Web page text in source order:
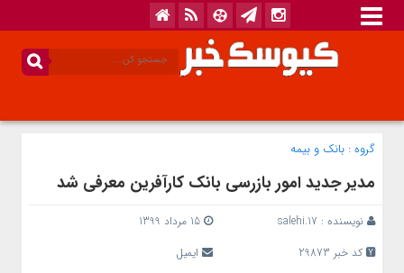
گروه : بانک‌ و بیمه
مدیر جدید امور بازرسی بانک کارآفرین معرفی شد
نویسنده : salehi.17
15 مرداد 1399
کد خبر 29873
ایمیل